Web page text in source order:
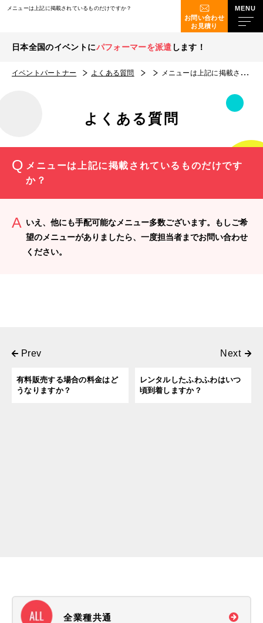
メニューは上記に掲載されているものだけですか？
お問い合わせ
お見積り
日本全国のイベントにパフォーマーを派遣 します！
イベントパートナー よくある質問 メニューは上記に掲載されているものだけですか？
よくある質問
メニューは上記に掲載されているものだけです
か？
いえ、他にも手配可能なメニュー多数ございます。もしご希
望のメニューがありましたら、一度担当者までお問い合わせ
ください。
有料販売する場合の料金はど
うなりますか？
レンタルしたふわふわはいつ
頃到着しますか？
全業種共通